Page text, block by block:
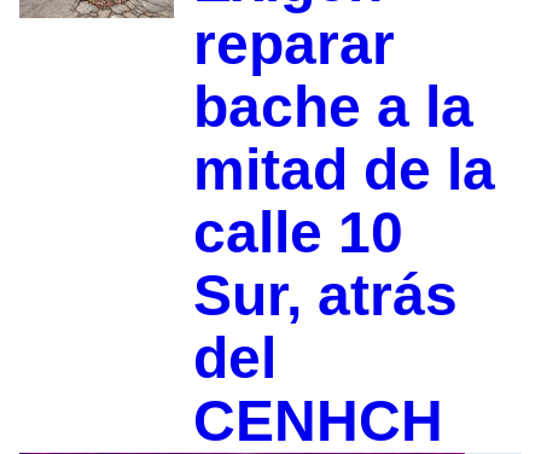
reparar
bache a la
mitad de la
calle 10
Sur, atrás
del
CENHCH